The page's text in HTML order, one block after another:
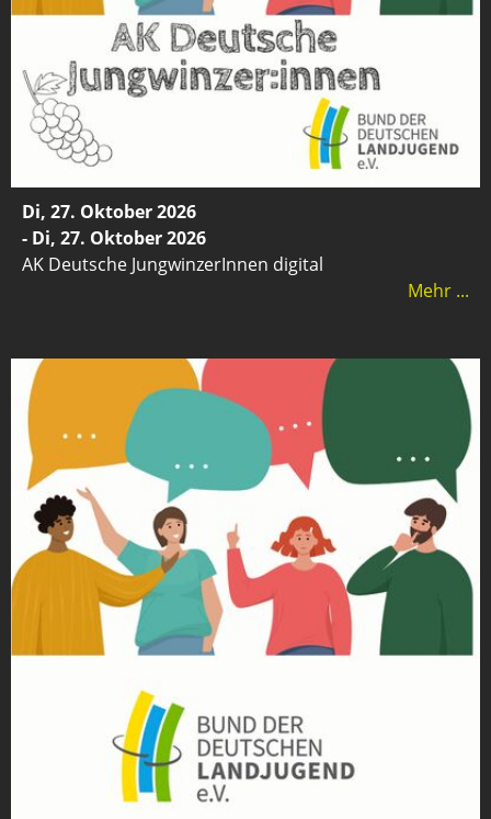
Di, 27. Oktober 2026
- Di, 27. Oktober 2026
AK Deutsche JungwinzerInnen digital
Mehr ...